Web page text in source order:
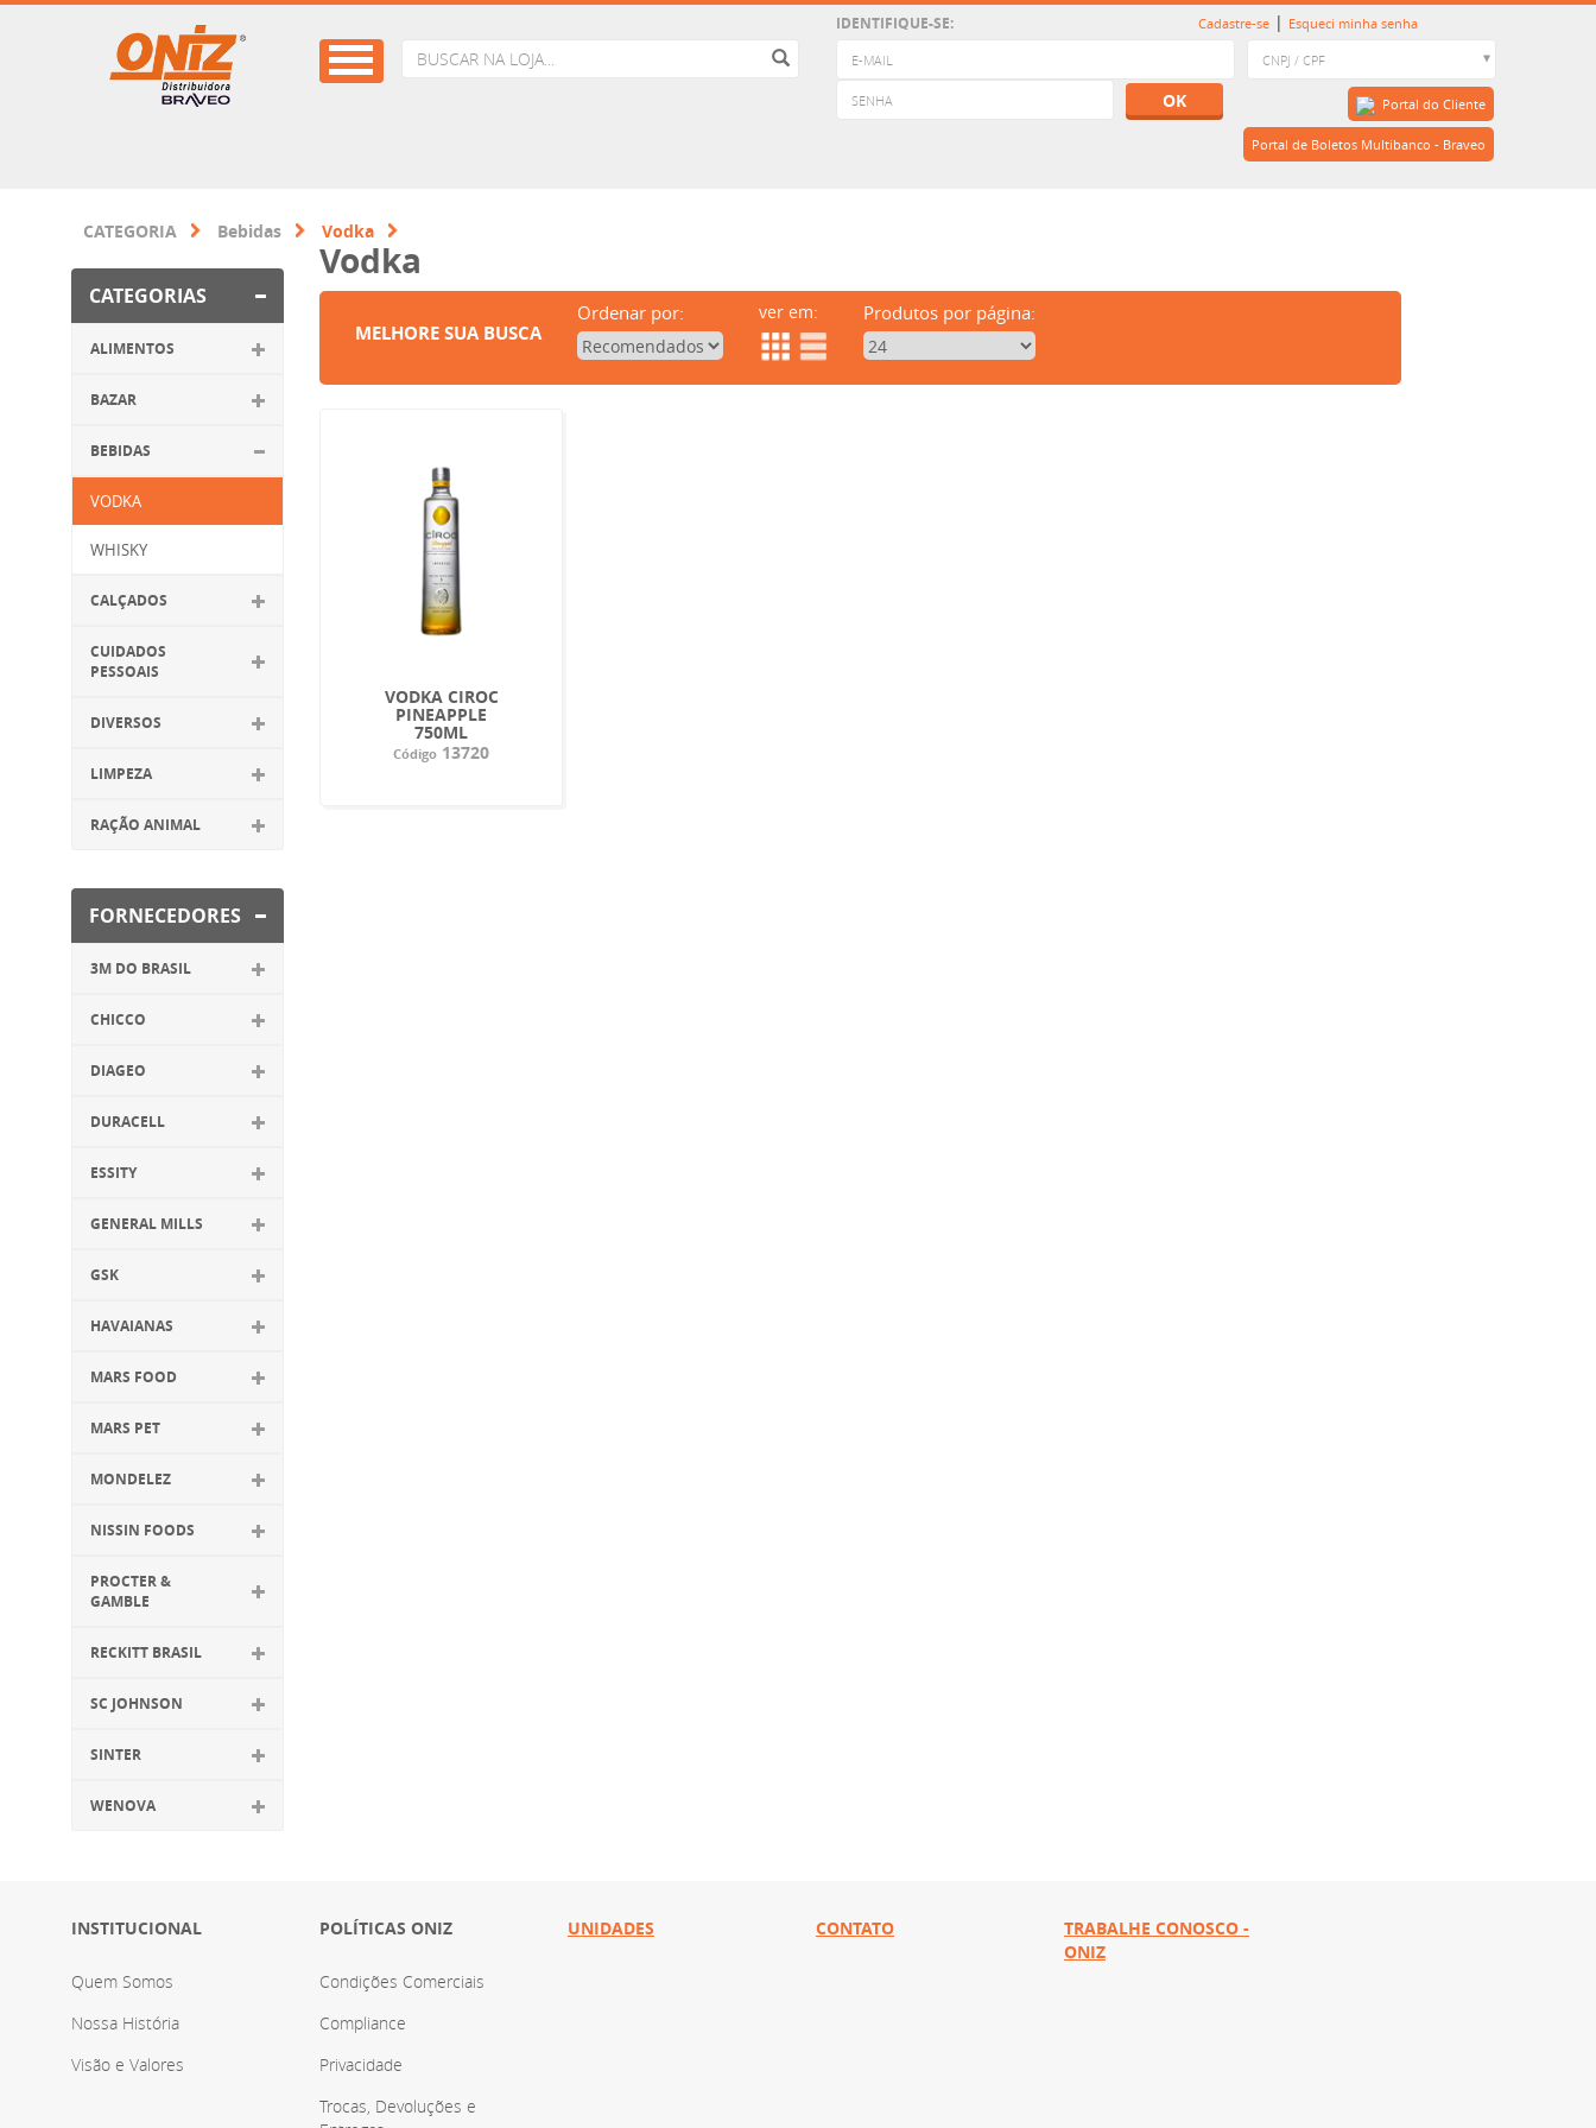
IDENTIFIQUE-SE: Cadastre-se | Esqueci minha senha
OK Portal do Cliente
Portal de Boletos Multibanco - Braveo
CATEGORIA Bebidas Vodka
CATEGORIAS
ALIMENTOS
BAZAR
BEBIDAS
VODKA
WHISKY
CALÇADOS
CUIDADOS
PESSOAIS
DIVERSOS
LIMPEZA
RAÇÃO ANIMAL
FORNECEDORES
3M DO BRASIL
CHICCO
DIAGEO
DURACELL
ESSITY
GENERAL MILLS
GSK
HAVAIANAS
MARS FOOD
MARS PET
MONDELEZ
NISSIN FOODS
PROCTER &
GAMBLE
RECKITT BRASIL
SC JOHNSON
SINTER
WENOVA
Vodka
MELHORE SUA BUSCA
Ordenar por: ver em: Produtos por página:
VODKA CIROC
PINEAPPLE
750ML
Código 13720
INSTITUCIONAL
Quem Somos
Nossa História
Visão e Valores
POLÍTICAS ONIZ
Condições Comerciais
Compliance
Privacidade
Trocas, Devoluções e
UNIDADES CONTATO
TRABALHE CONOSCO -
ONIZ